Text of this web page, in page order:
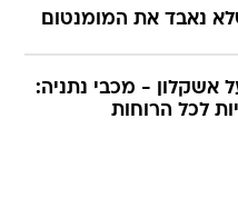
נאבד את המומנטום
אשקלון - מכבי נתניה:
לכל הרוחות